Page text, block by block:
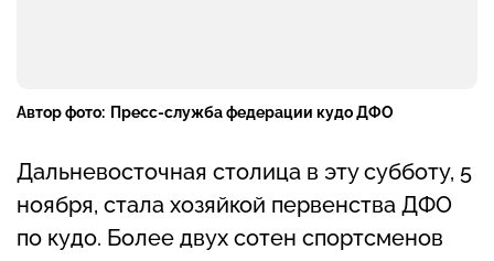
Автор фото: Пресс-служба федерации кудо ДФО
Дальневосточная столица в эту субботу, 5
ноября, стала хозяйкой первенства ДФО
по кудо. Более двух сотен спортсменов